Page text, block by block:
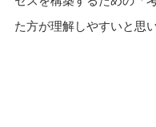
た方が理解しやすいと思い